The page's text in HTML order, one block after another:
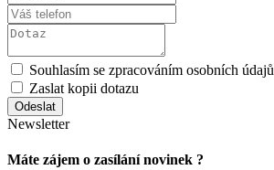
Souhlasím se zpracováním osobních údajů
Zaslat kopii dotazu
Newsletter
Máte zájem o zasílání novinek ?